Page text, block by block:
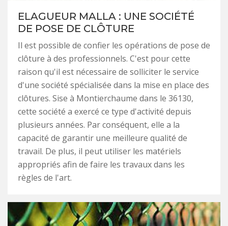
ELAGUEUR MALLA : UNE SOCIÉTÉ
DE POSE DE CLÔTURE
Il est possible de confier les opérations de pose de
clôture à des professionnels. C'est pour cette
raison qu'il est nécessaire de solliciter le service
d'une société spécialisée dans la mise en place des
clôtures. Sise à Montierchaume dans le 36130,
cette société a exercé ce type d'activité depuis
plusieurs années. Par conséquent, elle a la
capacité de garantir une meilleure qualité de
travail. De plus, il peut utiliser les matériels
appropriés afin de faire les travaux dans les
règles de l'art.